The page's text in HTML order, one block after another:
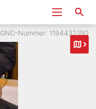
GND-Nummer: 1194432190